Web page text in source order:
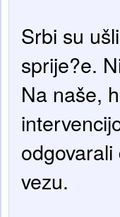
Srbi su
sprije?e.
Na naše,
vezu.